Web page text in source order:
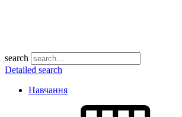
search
Detailed search
Навчання